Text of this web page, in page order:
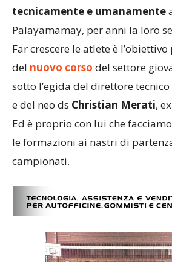
tecnicamente e umanamente
Palayamamay, per anni la loro
Far crescere le atlete è
del nuovo corso del settore
sotto l’egida del direttore
e del neo ds Christian Merati,
Ed è proprio con lui che
le formazioni ai nastri di
campionati.